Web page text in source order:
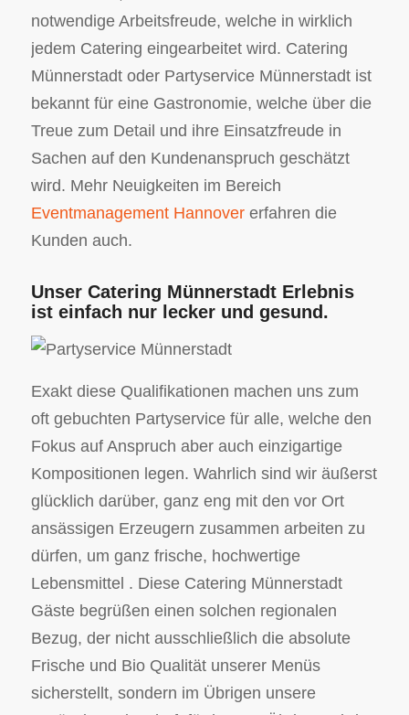
notwendige Arbeitsfreude, welche in wirklich
jedem Catering eingearbeitet wird. Catering
Münnerstadt oder Partyservice Münnerstadt ist
bekannt für eine Gastronomie, welche über die
Treue zum Detail und ihre Einsatzfreude in
Sachen auf den Kundenanspruch geschätzt
wird. Mehr Neuigkeiten im Bereich
Eventmanagement Hannovererfahren die
Kunden auch.
Unser Catering Münnerstadt Erlebnis
ist einfach nur lecker und gesund.
Exakt diese Qualifikationen machen uns zum
oft gebuchten Partyservice für alle, welche den
Fokus auf Anspruch aber auch einzigartige
Kompositionen legen. Wahrlich sind wir äußerst
glücklich darüber, ganz eng mit den vor Ort
ansässigen Erzeugern zusammen arbeiten zu
dürfen, um ganz frische, hochwertige
Lebensmittel . Diese Catering Münnerstadt
Gäste begrüßen einen solchen regionalen
Bezug, der nicht ausschließlich die absolute
Frische und Bio Qualität unserer Menüs
sicherstellt, sondern im Übrigen unsere